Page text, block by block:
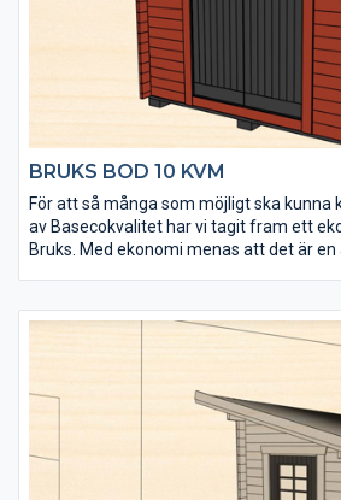
• Extra timmervarv kan köpas till
• Takpaket med eller utan shingel kan
BRUKS BOD 10 KVM
För att så många som möjligt ska kunna
av Basecokvalitet har vi tagit fram ett
Bruks. Med ekonomi menas att det är en
under lågsäsong och läggs på lager. Alla
modell och det finns inga möjligheter till
fönsterplacering. Men du får en bra
lagerhyllan till ett mycket bra pris.
Bruks bod 10 kvm är speciellt
förrådsutrymme. Den levereras
senvuxna virket är rejält dimensionerat